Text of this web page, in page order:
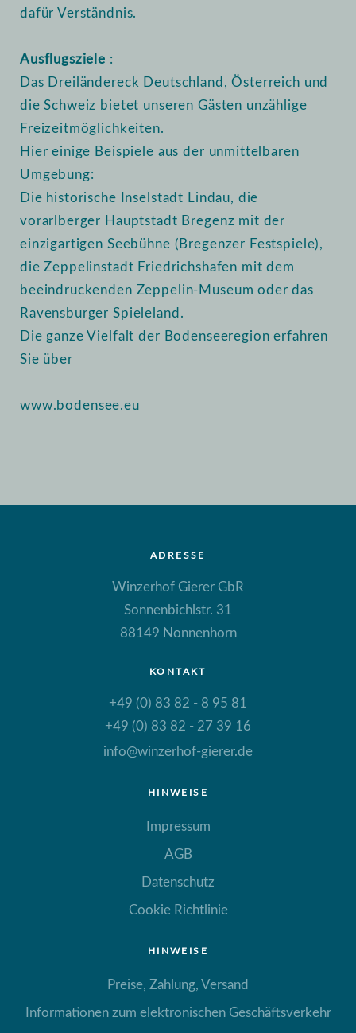
dafür Verständnis.
Ausflugsziele :
Das Dreiländereck Deutschland, Österreich und
die Schweiz bietet unseren Gästen unzählige
Freizeitmöglichkeiten.
Hier einige Beispiele aus der unmittelbaren
Umgebung:
Die historische Inselstadt Lindau, die
vorarlberger Hauptstadt Bregenz mit der
einzigartigen Seebühne (Bregenzer Festspiele),
die Zeppelinstadt Friedrichshafen mit dem
beeindruckenden Zeppelin-Museum oder das
Ravensburger Spieleland.
Die ganze Vielfalt der Bodenseeregion erfahren
Sie über
www.bodensee.eu
ADRESSE
Winzerhof Gierer GbR
Sonnenbichlstr. 31
88149 Nonnenhorn
KONTAKT
+49 (0) 83 82 - 8 95 81
+49 (0) 83 82 - 27 39 16
info@winzerhof-gierer.de
HINWEISE
Impressum
AGB
Datenschutz
Cookie Richtlinie
HINWEISE
Preise, Zahlung, Versand
Informationen zum elektronischen Geschäftsverkehr